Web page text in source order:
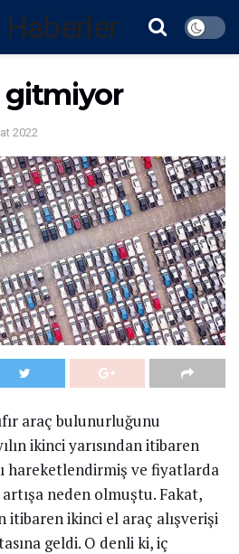
gitmiyor
2022
araç bulunurluğunu
ikinci yarısından itibaren
hareketlendirmiş ve fiyatlarda
neden olmuştu. Fakat,
itibaren ikinci el araç alışverişi
geldi. O denli ki, iç